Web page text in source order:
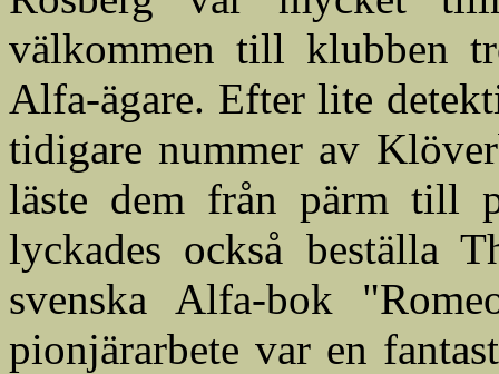
välkommen till klubben
Alfa-ägare. Efter lite
tidigare nummer av
läste dem från pärm till
lyckades också beställa
svenska Alfa-bok
pionjärarbete var en